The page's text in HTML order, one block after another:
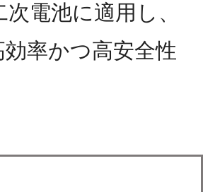
電池に適用し、
率かつ高安全性